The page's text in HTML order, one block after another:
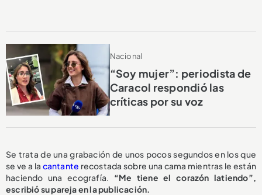
Nacional
“Soy mujer”: periodista de
Caracol respondió las
críticas por su voz
Se trata de una grabación de unos pocos segundos en los que
se ve a la cantante recostada sobre una cama mientras le están
haciendo una ecografía. “Me tiene el corazón latiendo”,
escribió su pareja en la publicación.